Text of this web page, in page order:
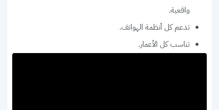
واقعية.
تدعم كل أنظمة الهواتف.
تناسب كل الأعمار.